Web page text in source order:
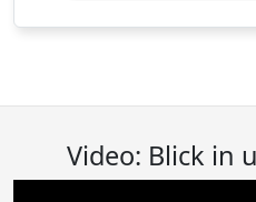
Video: Blick in